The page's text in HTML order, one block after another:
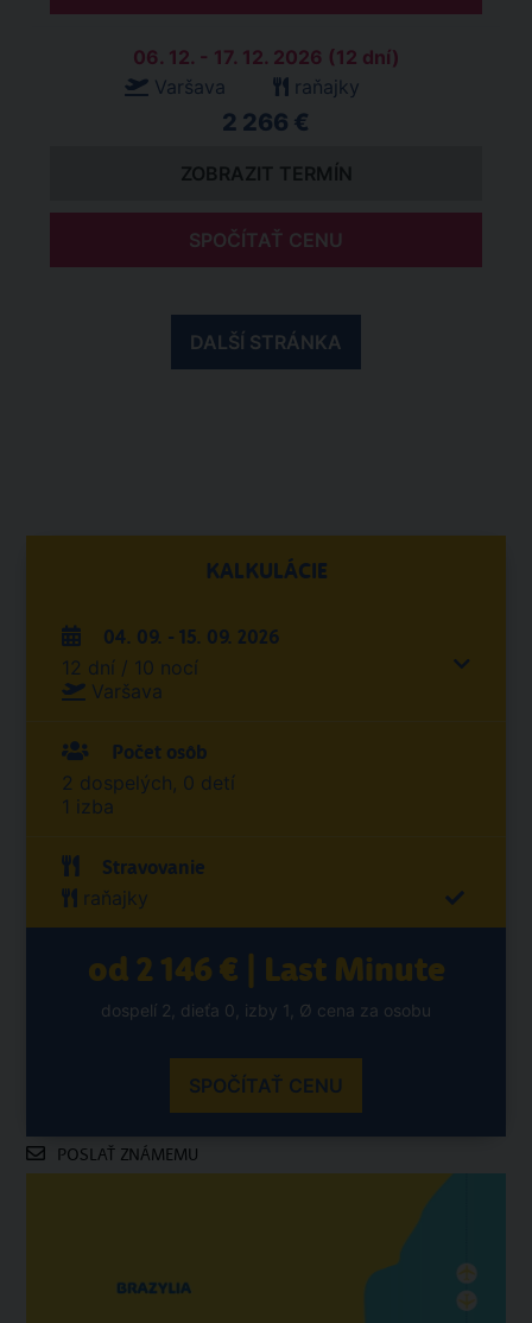
06. 12. - 17. 12. 2026 (12 dní)
Varšava
raňajky
2 266 €
ZOBRAZIT TERMÍN
SPOČÍTAŤ CENU
DALŠÍ STRÁNKA
KALKULÁCIE
04. 09. - 15. 09. 2026
12 dní / 10 nocí
Varšava
Počet osôb
2 dospelých, 0 detí
1 izba
Stravovanie
raňajky
od 2 146 € | Last Minute
dospelí 2, dieťa 0, izby 1, Ø cena za osobu
SPOČÍTAŤ CENU
POSLAŤ ZNÁMEMU